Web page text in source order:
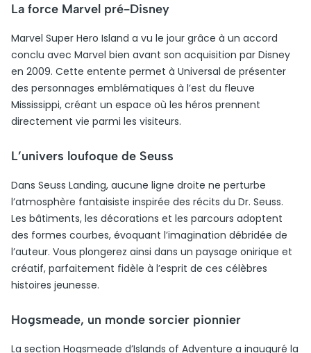
La force Marvel pré-Disney
Marvel Super Hero Island a vu le jour grâce à un accord
conclu avec Marvel bien avant son acquisition par Disney
en 2009. Cette entente permet à Universal de présenter
des personnages emblématiques à l’est du fleuve
Mississippi, créant un espace où les héros prennent
directement vie parmi les visiteurs.
L’univers loufoque de Seuss
Dans Seuss Landing, aucune ligne droite ne perturbe
l’atmosphère fantaisiste inspirée des récits du Dr. Seuss.
Les bâtiments, les décorations et les parcours adoptent
des formes courbes, évoquant l’imagination débridée de
l’auteur. Vous plongerez ainsi dans un paysage onirique et
créatif, parfaitement fidèle à l’esprit de ces célèbres
histoires jeunesse.
Hogsmeade, un monde sorcier pionnier
La section Hogsmeade d’Islands of Adventure a inauguré la